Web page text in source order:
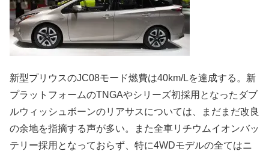
新型プリウスのJC08モード燃費は40km/Lを達成する。新
プラットフォームのTNGAやシリーズ初採用となったダブ
ルウィッシュボーンのリアサスについては、まだまだ改良
の余地を指摘する声が多い。また全車リチウムイオンバッ
テリー採用となっておらず、特に4WDモデルの全てはニ